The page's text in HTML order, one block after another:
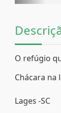
O refúgio
Chácara na
Lages -SC